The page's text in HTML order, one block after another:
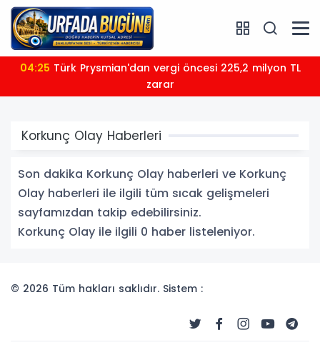
04:25
zarar
Korkunç Olay Haberleri
Son dakika Korkunç Olay haberleri ve Korkunç
Olay haberleri ile ilgili tüm sıcak gelişmeleri
sayfamızdan takip edebilirsiniz.
Korkunç Olay ile ilgili 0 haber listeleniyor.
© 2026 Tüm hakları saklıdır. Sistem :